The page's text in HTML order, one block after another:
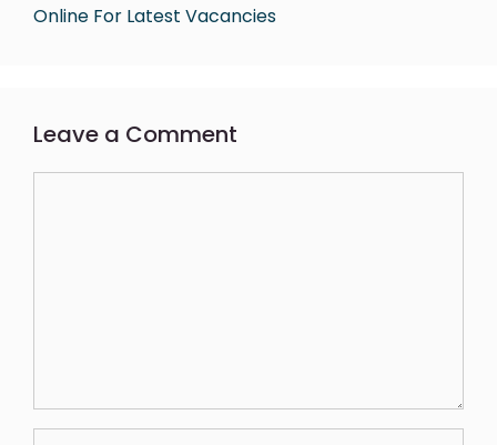
Online For Latest Vacancies
Leave a Comment